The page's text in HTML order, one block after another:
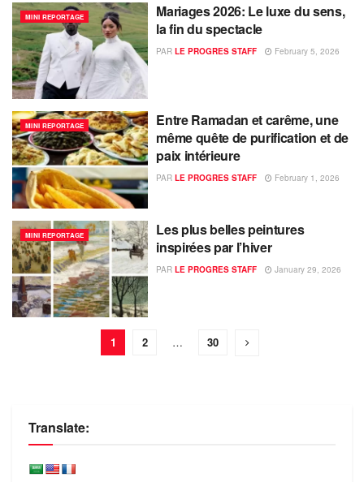
MINI REPORTAGE
Mariages 2026: Le luxe du sens,
la fin du spectacle
PAR LE PROGRES STAFF February 5, 2026
MINI REPORTAGE
Entre Ramadan et carême, une
même quête de purification et de
paix intérieure
PAR LE PROGRES STAFF February 1, 2026
MINI REPORTAGE
Les plus belles peintures
inspirées par l’hiver
PAR LE PROGRES STAFF January 29, 2026
1 2 … 30
Translate: